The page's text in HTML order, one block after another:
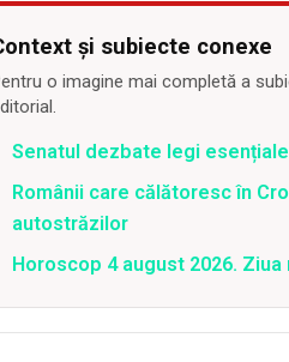
și subiecte conexe
o imagine mai completă a
Senatul dezbate legi esențiale
Românii care călătoresc în
autostrăzilor
Horoscop 4 august 2026.